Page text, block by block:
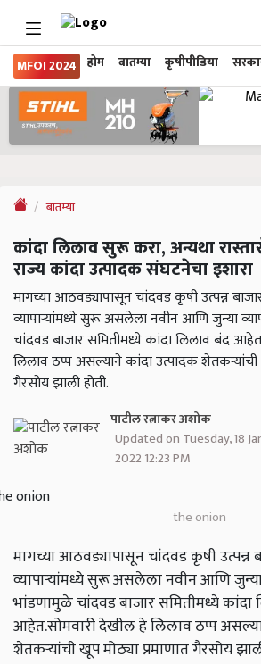
MFOI 2024 होम बातम्या कृषीपीडिया
बातम्या
कांदा लिलाव सुरू करा, अन्यथा
राज्य कांदा उत्पादक संघटनेचा इशारा
मागच्या आठवड्यापासून चांदवड कृषी उत्पन्न
व्यापाऱ्यांमध्ये सुरू असलेला नवीन आणि जुन्या
चांदवड बाजार समितीमध्ये कांदा लिलाव बंद
लिलाव ठप्प असल्याने कांदा उत्पादक शेतकऱ्यांची
गैरसोय झाली होती.
पाटील रत्नाकर अशोक
Updated on Tuesday, 18
2022 12:23 PM
the onion
मागच्या आठवड्यापासून चांदवड कृषी उत्पन्न
व्यापाऱ्यांमध्ये सुरू असलेला नवीन आणि जुन्या
भांडणामुळे चांदवड बाजार समितीमध्ये कांदा
आहेत.सोमवारी देखील हे लिलाव ठप्प
शेतकऱ्यांची खूप मोठ्या प्रमाणात गैरसोय